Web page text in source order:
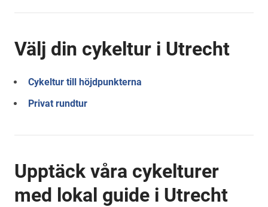
Välj din cykeltur i Utrecht
Cykeltur till höjdpunkterna
Privat rundtur
Upptäck våra cykelturer
med lokal guide i Utrecht